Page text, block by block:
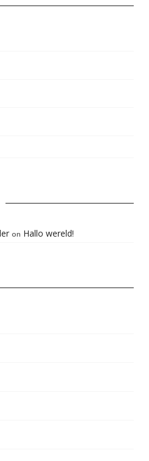
on Hallo wereld!